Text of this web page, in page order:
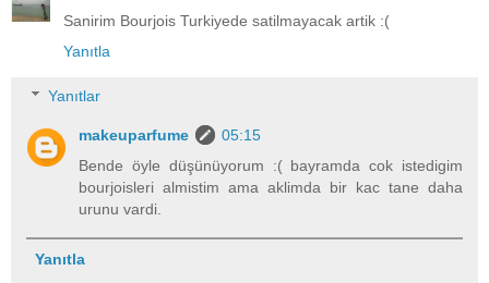
Sanirim Bourjois Turkiyede satilmayacak artik :(
Yanıtla
Yanıtlar
makeuparfume
05:15
Bende öyle düşünüyorum :( bayramda cok istedigim
bourjoisleri almistim ama aklimda bir kac tane daha
urunu vardi.
Yanıtla